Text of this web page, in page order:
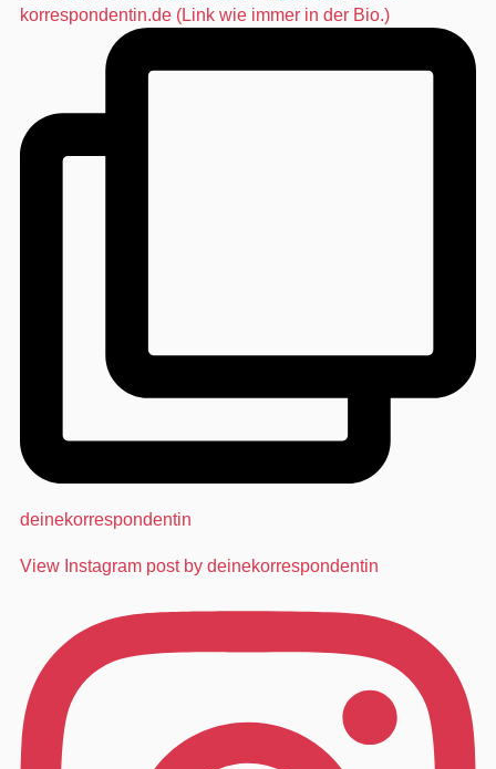
deinekorrespondentin
View Instagram post by deinekorrespondentin